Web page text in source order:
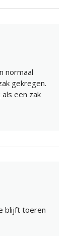
normaal
gekregen.
een zak
blijft toeren